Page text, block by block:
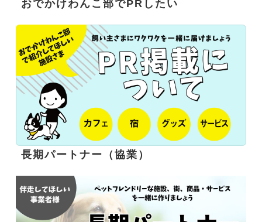
おでかけわんこ部でPRしたい
長期パートナー（協業）